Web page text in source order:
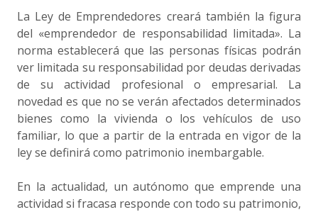
La Ley de Emprendedores creará también la figura
del «emprendedor de responsabilidad limitada». La
norma establecerá que las personas físicas podrán
ver limitada su responsabilidad por deudas derivadas
de su actividad profesional o empresarial. La
novedad es que no se verán afectados determinados
bienes como la vivienda o los vehículos de uso
familiar, lo que a partir de la entrada en vigor de la
ley se definirá como patrimonio inembargable.
En la actualidad, un autónomo que emprende una
actividad si fracasa responde con todo su patrimonio,